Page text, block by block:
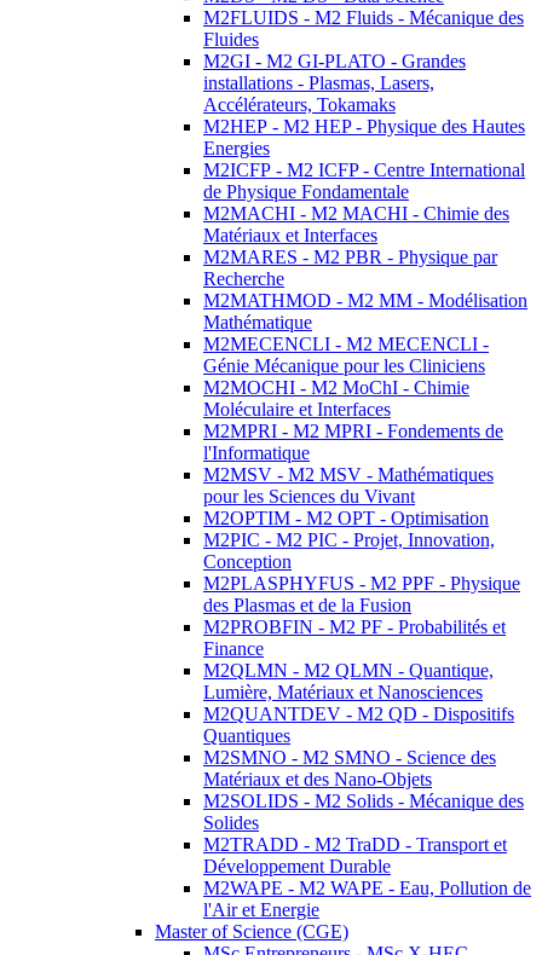
M2FLUIDS - M2 Fluids - Mécanique des
Fluides
M2GI - M2 GI-PLATO - Grandes
installations - Plasmas, Lasers,
Accélérateurs, Tokamaks
M2HEP - M2 HEP - Physique des Hautes
Energies
M2ICFP - M2 ICFP - Centre International
de Physique Fondamentale
M2MACHI - M2 MACHI - Chimie des
Matériaux et Interfaces
M2MARES - M2 PBR - Physique par
Recherche
M2MATHMOD - M2 MM - Modélisation
Mathématique
M2MECENCLI - M2 MECENCLI -
Génie Mécanique pour les Cliniciens
M2MOCHI - M2 MoChI - Chimie
Moléculaire et Interfaces
M2MPRI - M2 MPRI - Fondements de
l'Informatique
M2MSV - M2 MSV - Mathématiques
pour les Sciences du Vivant
M2OPTIM - M2 OPT - Optimisation
M2PIC - M2 PIC - Projet, Innovation,
Conception
M2PLASPHYFUS - M2 PPF - Physique
des Plasmas et de la Fusion
M2PROBFIN - M2 PF - Probabilités et
Finance
M2QLMN - M2 QLMN - Quantique,
Lumière, Matériaux et Nanosciences
M2QUANTDEV - M2 QD - Dispositifs
Quantiques
M2SMNO - M2 SMNO - Science des
Matériaux et des Nano-Objets
M2SOLIDS - M2 Solids - Mécanique des
Solides
M2TRADD - M2 TraDD - Transport et
Développement Durable
M2WAPE - M2 WAPE - Eau, Pollution de
l'Air et Energie
Master of Science (CGE)